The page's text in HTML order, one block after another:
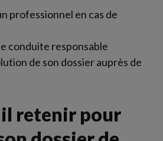
professionnel en cas de
conduite responsable
de son dossier auprès de
retenir pour